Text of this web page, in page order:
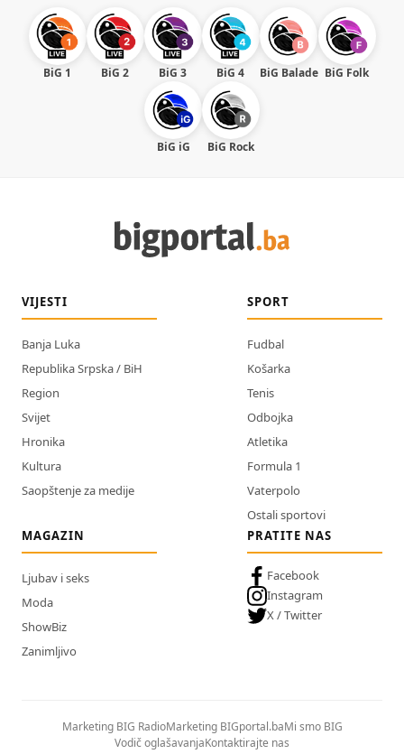
BiG 1 BiG 2 BiG 3 BiG 4 BiG Balade BiG Folk
BiG iG BiG Rock
VIJESTI
Banja Luka
Republika Srpska / BiH
Region
Svijet
Hronika
Kultura
Saopštenje za medije
SPORT
Fudbal
Košarka
Tenis
Odbojka
Atletika
Formula 1
Vaterpolo
Ostali sportovi
MAGAZIN
Ljubav i seks
Moda
ShowBiz
Zanimljivo
PRATITE NAS
Facebook
Instagram
X / Twitter
Marketing BIG RadioMarketing BIGportal.baMi smo BIG
Vodič oglašavanjaKontaktirajte nas